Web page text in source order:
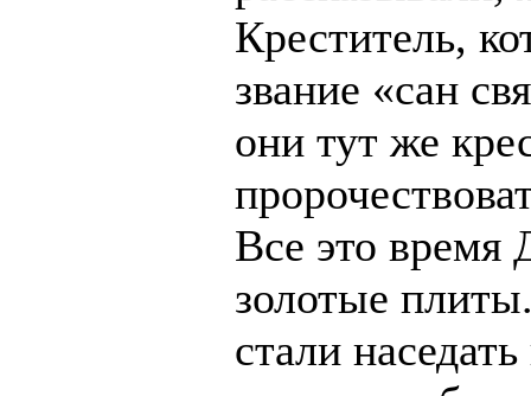
Креститель,
звание «сан
они тут же
Все это время
золотые
стали